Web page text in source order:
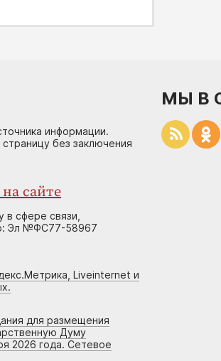
информации.
без заключения
сайте
сфере связи,
Эл №ФС77-58967
Liveinternet и
для размещения
Думу
2026 года. Сетевое
МЫ В